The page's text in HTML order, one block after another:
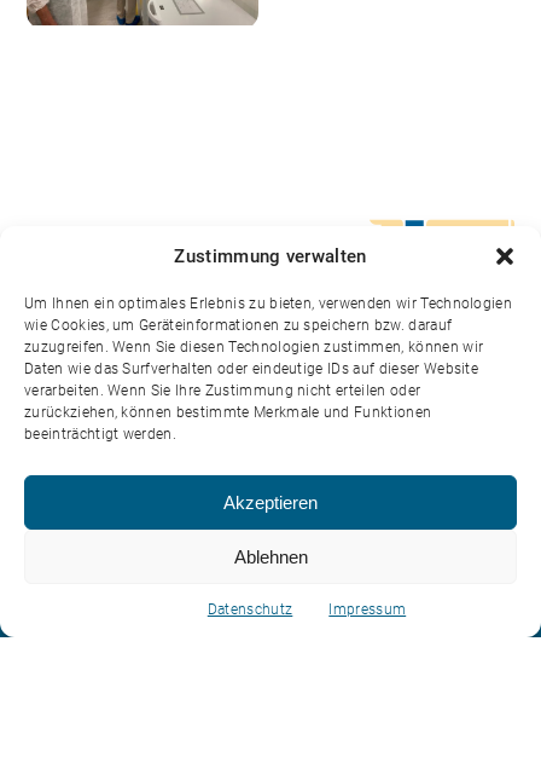
Zustimmung verwalten
Um Ihnen ein optimales Erlebnis zu bieten, verwenden wir Technologien
wie Cookies, um Geräteinformationen zu speichern bzw. darauf
zuzugreifen. Wenn Sie diesen Technologien zustimmen, können wir
Daten wie das Surfverhalten oder eindeutige IDs auf dieser Website
verarbeiten. Wenn Sie Ihre Zustimmung nicht erteilen oder
zurückziehen, können bestimmte Merkmale und Funktionen
beeinträchtigt werden.
Akzeptieren
Ablehnen
Datenschutz Impressum
Genossenschaft Vereinigte
Milchbauern Mitte-Ost
Poststrasse 13